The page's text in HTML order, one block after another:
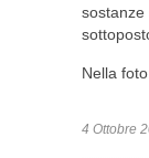
sostanze
Nella
4 Ottobre